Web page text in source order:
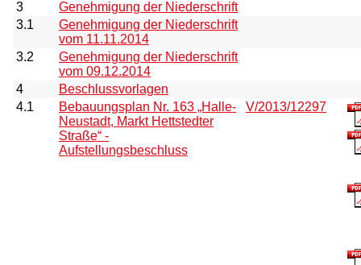
3
Genehmigung der Niederschrift
3.1
Genehmigung der Niederschrift
vom 11.11.2014
3.2
Genehmigung der Niederschrift
vom 09.12.2014
4
Beschlussvorlagen
4.1
Bebauungsplan Nr. 163 „Halle-
Neustadt, Markt Hettstedter
Straße“ -
Aufstellungsbeschluss
V/2013/12297